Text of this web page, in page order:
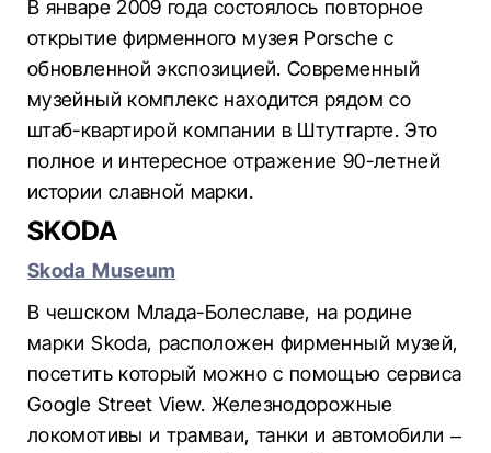
В январе 2009 года состоялось повторное
открытие фирменного музея Porsche с
обновленной экспозицией. Современный
музейный комплекс находится рядом со
штаб-квартирой компании в Штутгарте. Это
полное и интересное отражение 90-летней
истории славной марки.
SKODA
Skoda Museum
В чешском Млада-Болеславе, на родине
марки Skoda, расположен фирменный музей,
посетить который можно с помощью сервиса
Google Street View. Железнодорожные
локомотивы и трамваи, танки и автомобили –